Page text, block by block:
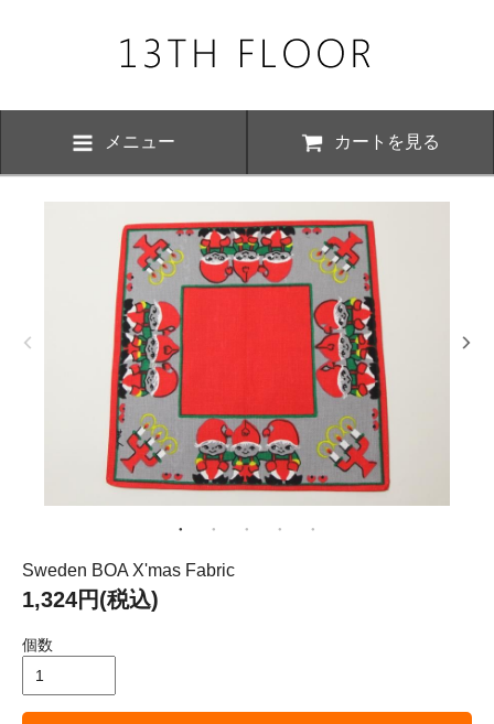
メニュー カートを見る
Sweden BOA X'mas Fabric
1,324円(税込)
個数
下記の期間につきまして夏季休業とさせていただきます。 期間中は
ただけますが、ご対応が8月17日以降にさせていただく場合がござい
かけ致しますが、何卒ご了承くださいますよう お願い申し上げます
平成29年8月11日（金）－ 8月16日（水）
ホーム＆インテリア